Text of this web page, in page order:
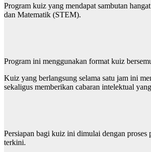
Program kuiz yang mendapat sambutan
dan Matematik (STEM).
Program ini menggunakan format kuiz
Kuiz yang berlangsung selama satu jam ini
sekaligus memberikan cabaran intelektual
Persiapan bagi kuiz ini dimulai dengan
terkini.